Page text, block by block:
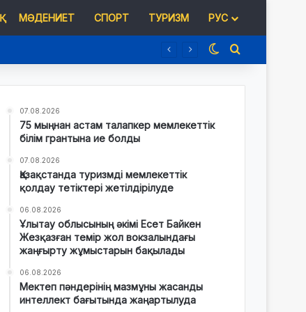
МӘДЕНИЕТ СПОРТ ТУРИЗМ РУС
Switch skin
Іздеу
07.08.2026
75 мыңнан астам талапкер мемлекеттік
білім грантына ие болды
07.08.2026
Қазақстанда туризмді мемлекеттік
қолдау тетіктері жетілдірілуде
06.08.2026
Ұлытау облысының әкімі Есет Байкен
Жезқазған темір жол вокзалындағы
жаңғырту жұмыстарын бақылады
06.08.2026
Мектеп пәндерінің мазмұны жасанды
интеллект бағытында жаңартылуда